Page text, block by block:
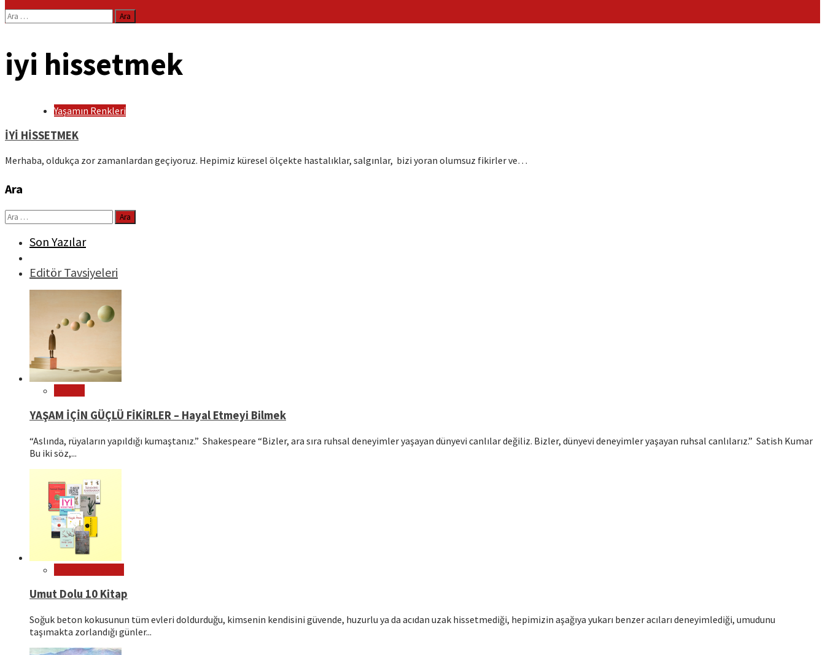
Arama:
iyi hissetmek
Yaşamın Renkleri
İYİ HİSSETMEK
Merhaba, oldukça zor zamanlardan geçiyoruz. Hepimiz küresel ölçekte hastalıklar, salgınlar, bizi yoran olumsuz fikirler ve…
Ara
Arama:
Son Yazılar
Editör Tavsiyeleri
YAŞAM İÇİN GÜÇLÜ FİKİRLER – Hayal Etmeyi Bilmek
“Aslında, rüyaların yapıldığı kumaştanız.” Shakespeare “Bizler, ara sıra ruhsal deneyimler yaşayan dünyevi canlılar değiliz. Bizler, dünyevi deneyimler yaşayan ruhsal canlılarız.” Satish Kumar
Bu iki söz,...
Umut Dolu 10 Kitap
Soğuk beton kokusunun tüm evleri doldurduğu, kimsenin kendisini güvende, huzurlu ya da acıdan uzak hissetmediği, hepimizin aşağıya yukarı benzer acıları deneyimlediği, umudunu
taşımakta zorlandığı günler...